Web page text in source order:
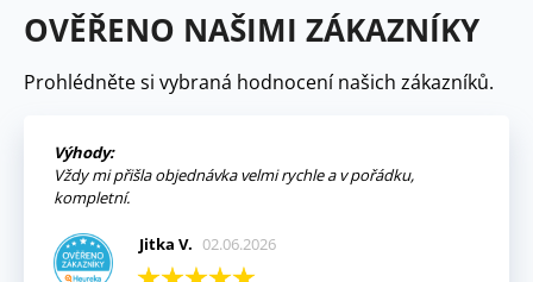
OVĚŘENO NAŠIMI ZÁKAZNÍKY
Prohlédněte si vybraná hodnocení našich zákazníků.
Výhody:
Vždy mi přišla objednávka velmi rychle a v pořádku,
kompletní.
Jitka V. 02.06.2026